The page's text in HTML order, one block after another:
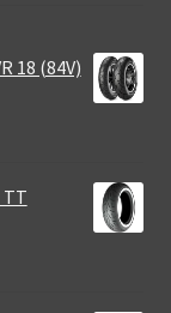
18 (84V)
TT